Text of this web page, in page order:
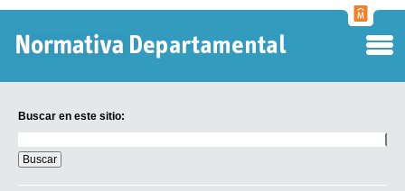
Buscar en este sitio:
en
este
sitio: